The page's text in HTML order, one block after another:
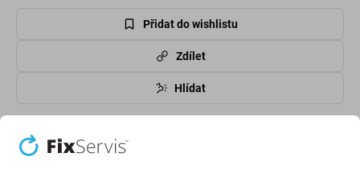
Přidat do wishlistu
Zdílet
Hlídat
High-contrast mode
Zákazníci také kupují